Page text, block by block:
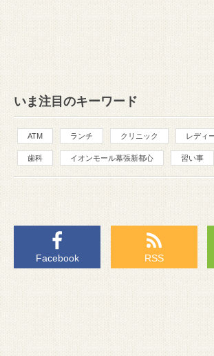
いま注目のキーワード
ATM ランチ クリニック レディ
歯科 イオンモール幕張新都心 習い事
Facebook RSS